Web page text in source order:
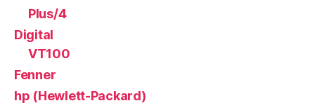
Plus/4
Digital
VT100
Fenner
hp (Hewlett-Packard)